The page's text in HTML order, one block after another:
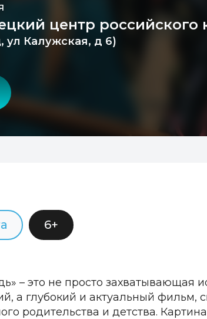
центр российского
ул Калужская, д 6)
6+
– это не просто захватывающая
а глубокий и актуальный фильм,
родительства и детства.